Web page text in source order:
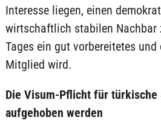
Interesse liegen, einen
wirtschaftlich stabilen Nachbar
Tages ein gut vorbereitetes
Mitglied wird.
Die Visum-Pflicht für türkische
aufgehoben werden